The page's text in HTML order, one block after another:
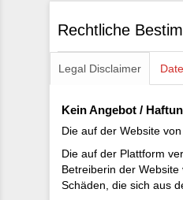
Rechtliche
Legal Disclaimer
Kein Angebot /
Die auf der Website
Die auf der Plattform
Betreiberin der
Schäden, die sich aus